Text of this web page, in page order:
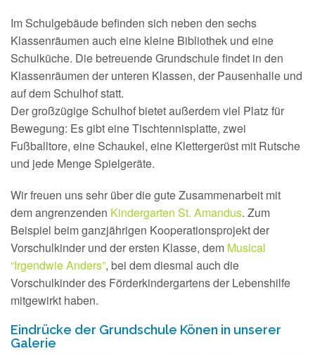
Im Schulgebäude befinden sich neben den sechs
Klassenräumen auch eine kleine Bibliothek und eine
Schulküche. Die betreuende Grundschule findet in den
Klassenräumen der unteren Klassen, der Pausenhalle und
auf dem Schulhof statt.
Der großzügige Schulhof bietet außerdem viel Platz für
Bewegung: Es gibt eine Tischtennisplatte, zwei
Fußballtore, eine Schaukel, eine Klettergerüst mit Rutsche
und jede Menge Spielgeräte.
Wir freuen uns sehr über die gute Zusammenarbeit mit
dem angrenzenden Kindergarten St. Amandus. Zum
Beispiel beim ganzjährigen Kooperationsprojekt der
Vorschulkinder und der ersten Klasse, dem Musical
“Irgendwie Anders”, bei dem diesmal auch die
Vorschulkinder des Förderkindergartens der Lebenshilfe
mitgewirkt haben.
Eindrücke der Grundschule Könen in unserer
Galerie